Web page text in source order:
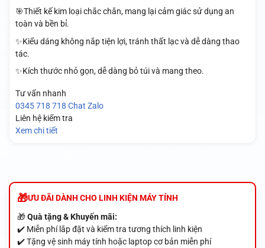
🎯Thiết kế kim loại chắc chắn, mang lại cảm giác sử dụng an
toàn và bền bỉ.
✨Kiểu dáng không nắp tiện lợi, tránh thất lạc và dễ dàng thao
tác.
✨Kích thước nhỏ gọn, dễ dàng bỏ túi và mang theo.
Tư vấn nhanh
0345 718 718 Chat Zalo
Liên hệ kiểm tra
Xem chi tiết
ƯU ĐÃI DÀNH CHO LINH KIỆN MÁY TÍNH
🎁Quà tặng & Khuyến mãi:
✔️ Miễn phí lắp đặt và kiểm tra tương thích linh kiện
✔️ Tặng vệ sinh máy tính hoặc laptop cơ bản miễn phí